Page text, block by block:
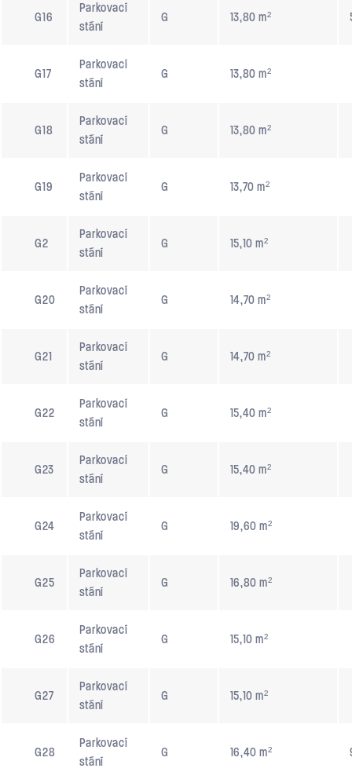
G16
Parkovací
stání
G 13,80 m²
G17
Parkovací
stání
G 13,80 m²
G18
Parkovací
stání
G 13,80 m²
G19
Parkovací
stání
G 13,70 m²
G2
Parkovací
stání
G 15,10 m²
G20
Parkovací
stání
G 14,70 m²
G21
Parkovací
stání
G 14,70 m²
G22
Parkovací
stání
G 15,40 m²
G23
Parkovací
stání
G 15,40 m²
G24
Parkovací
stání
G 19,60 m²
G25
Parkovací
stání
G 16,80 m²
G26
Parkovací
stání
G 15,10 m²
G27
Parkovací
stání
G 15,10 m²
G28
Parkovací
stání
G 16,40 m²